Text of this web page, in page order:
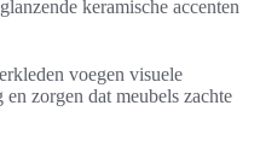
keramische accenten
voegen visuele
zorgen dat meubels zachte